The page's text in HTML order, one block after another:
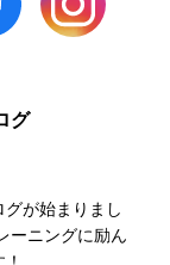
グ
が始まりまし
ーニングに励ん